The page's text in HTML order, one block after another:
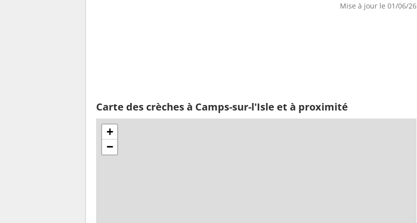
Mise à jour le 01/06/26
Carte des crèches à Camps-sur-l'Isle et à proximité
+
−